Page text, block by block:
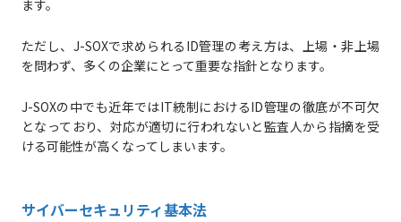
ます。
ただし、J-SOXで求められるID管理の考え方は、上場・非上場
を問わず、多くの企業にとって重要な指針となります。
J-SOXの中でも近年ではIT統制におけるID管理の徹底が不可欠
となっており、対応が適切に行われないと監査人から指摘を受
ける可能性が高くなってしまいます。
サイバーセキュリティ基本法